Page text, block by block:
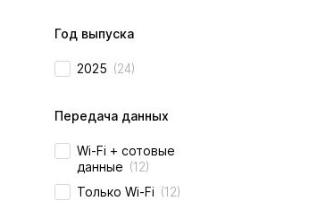
Год выпуска
2025 (24)
Передача данных
Wi-Fi + сотовые
данные (12)
Только Wi-Fi (12)